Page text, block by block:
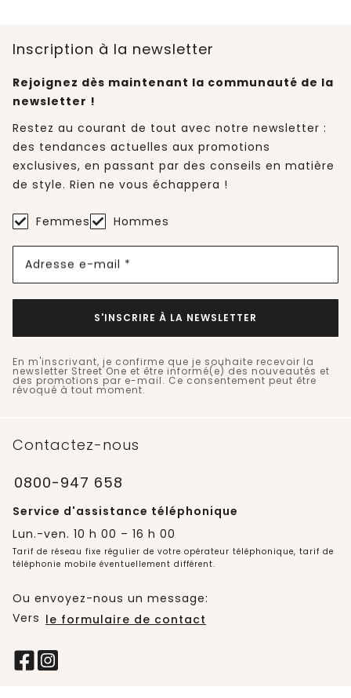
Inscription à la newsletter
Rejoignez dès maintenant la communauté de la
newsletter !
Restez au courant de tout avec notre newsletter :
des tendances actuelles aux promotions
exclusives, en passant par des conseils en matière
de style. Rien ne vous échappera !
Femmes Hommes
Adresse e-mail *
S'INSCRIRE À LA NEWSLETTER
En m'inscrivant, je confirme que je souhaite recevoir la
newsletter Street One et être informé(e) des nouveautés et
des promotions par e-mail. Ce consentement peut être
révoqué à tout moment.
Contactez-nous
0800-947 658
Service d'assistance téléphonique
Lun.-ven. 10 h 00 – 16 h 00
Tarif de réseau fixe régulier de votre opérateur téléphonique, tarif de
téléphonie mobile éventuellement différent.
Ou envoyez-nous un message:
Vers le formulaire de contact